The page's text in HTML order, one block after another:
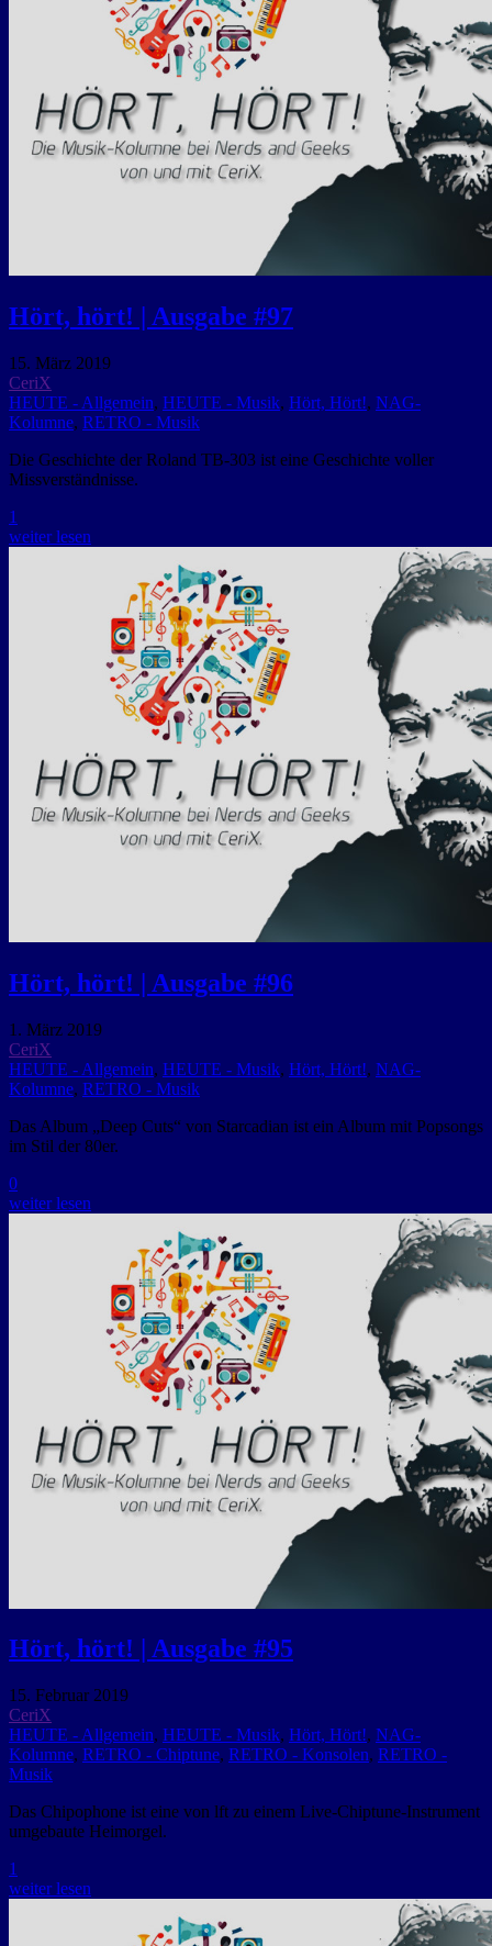
Hört, hört! | Ausgabe #97
15. März 2019
CeriX
HEUTE - Allgemein, HEUTE - Musik, Hört, Hört!, NAG-
Kolumne, RETRO - Musik
Die Geschichte der Roland TB-303 ist eine Geschichte voller
Missverständnisse.
1
weiter lesen
Hört, hört! | Ausgabe #96
1. März 2019
CeriX
HEUTE - Allgemein, HEUTE - Musik, Hört, Hört!, NAG-
Kolumne, RETRO - Musik
Das Album „Deep Cuts“ von Starcadian ist ein Album mit Popsongs
im Stil der 80er.
0
weiter lesen
Hört, hört! | Ausgabe #95
15. Februar 2019
CeriX
HEUTE - Allgemein, HEUTE - Musik, Hört, Hört!, NAG-
Kolumne, RETRO - Chiptune, RETRO - Konsolen, RETRO -
Musik
Das Chipophone ist eine von lft zu einem Live-Chiptune-Instrument
umgebaute Heimorgel.
1
weiter lesen